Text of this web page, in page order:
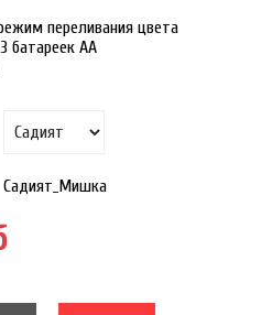
переливания цвета
батареек АА
Садият_Мишка